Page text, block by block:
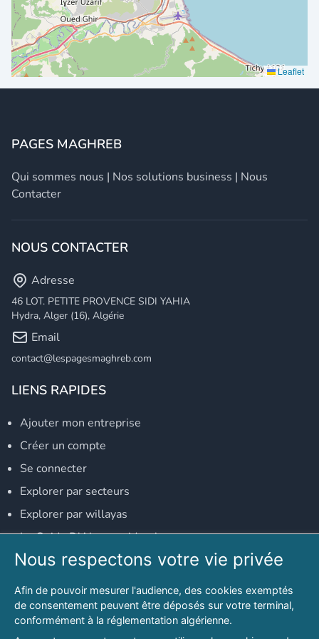
Leaflet
PAGES MAGHREB
Qui sommes nous | Nos solutions business | Nous
Contacter
NOUS CONTACTER
Adresse
46 LOT. PETITE PROVENCE SIDI YAHIA
Hydra, Alger (16), Algérie
Email
contact@lespagesmaghreb.com
LIENS RAPIDES
Ajouter mon entreprise
Créer un compte
Se connecter
Explorer par secteurs
Explorer par willayas
Le Guide D'Alger, guide-alger.com
NOS RÉSEAUX SOCIAUX
Notre page Facebook
Notre page LinkedIn
Nous respectons votre vie privée
Afin de pouvoir mesurer l'audience, des cookies exemptés
de consentement peuvent être déposés sur votre terminal,
conformément à la réglementation algérienne.